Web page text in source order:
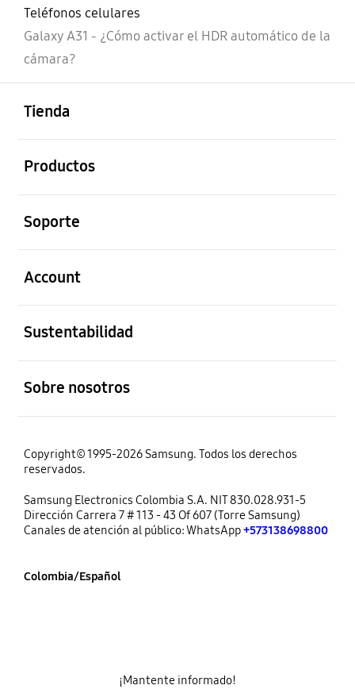
Teléfonos celulares
Galaxy A31 - ¿Cómo activar el HDR automático de la
cámara?
Tienda
Productos
Soporte
Account
Sustentabilidad
Sobre nosotros
Copyright© 1995-2026 Samsung. Todos los derechos
reservados.
Samsung Electronics Colombia S.A. NIT 830.028.931-5
Dirección Carrera 7 # 113 - 43 Of 607 (Torre Samsung)
Canales de atención al público: WhatsApp+573138698800
Colombia/Español
¡Mantente informado!